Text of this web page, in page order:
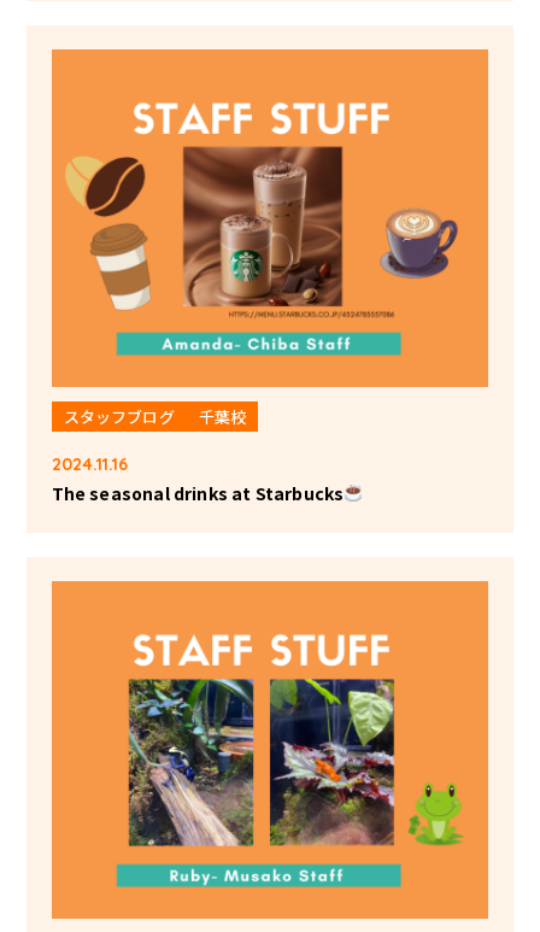
スタッフブログ 千葉校
2024.11.16
The seasonal drinks at Starbucks